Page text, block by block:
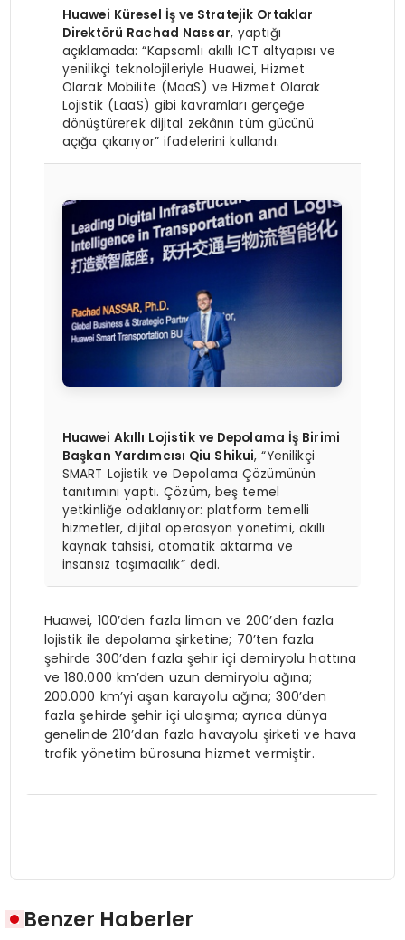
Huawei Küresel İş ve Stratejik Ortaklar
Direktörü Rachad Nassar, yaptığı
açıklamada: “Kapsamlı akıllı ICT altyapısı ve
yenilikçi teknolojileriyle Huawei, Hizmet
Olarak Mobilite (MaaS) ve Hizmet Olarak
Lojistik (LaaS) gibi kavramları gerçeğe
dönüştürerek dijital zekânın tüm gücünü
açığa çıkarıyor” ifadelerini kullandı.
Huawei Akıllı Lojistik ve Depolama İş Birimi
Başkan Yardımcısı Qiu Shikui, “Yenilikçi
SMART Lojistik ve Depolama Çözümünün
tanıtımını yaptı. Çözüm, beş temel
yetkinliğe odaklanıyor: platform temelli
hizmetler, dijital operasyon yönetimi, akıllı
kaynak tahsisi, otomatik aktarma ve
insansız taşımacılık” dedi.
Huawei, 100’den fazla liman ve 200’den fazla
lojistik ile depolama şirketine; 70’ten fazla
şehirde 300’den fazla şehir içi demiryolu hattına
ve 180.000 km’den uzun demiryolu ağına;
200.000 km’yi aşan karayolu ağına; 300’den
fazla şehirde şehir içi ulaşıma; ayrıca dünya
genelinde 210’dan fazla havayolu şirketi ve hava
trafik yönetim bürosuna hizmet vermiştir.
Benzer Haberler